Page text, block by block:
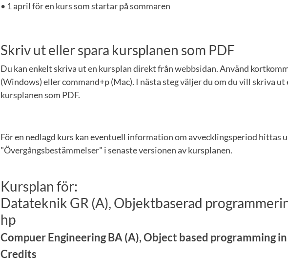
• 1 april för en kurs som startar på sommaren
Skriv ut eller spara kursplanen som PDF
Du kan enkelt skriva ut en kursplan direkt från webbsidan. Använd
(Windows) eller command+p (Mac). I nästa steg väljer du om du vill skriva ut
kursplanen som PDF.
För en nedlagd kurs kan eventuell information om avvecklingsperiod hittas
"Övergångsbestämmelser" i senaste versionen av kursplanen.
Kursplan för:
Datateknik GR (A), Objektbaserad
hp
Compuer Engineering BA (A), Object based programming in
Credits